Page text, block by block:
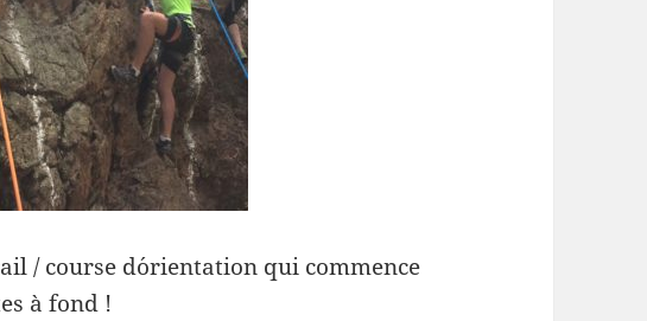
/ course d´orientation qui commence
à fond !